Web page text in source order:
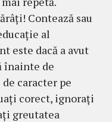
Contează sau
al
este dacă a avut
înainte de
caracter pe
corect, ignorați
greutatea